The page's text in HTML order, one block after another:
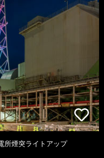
煙突ライトアップ